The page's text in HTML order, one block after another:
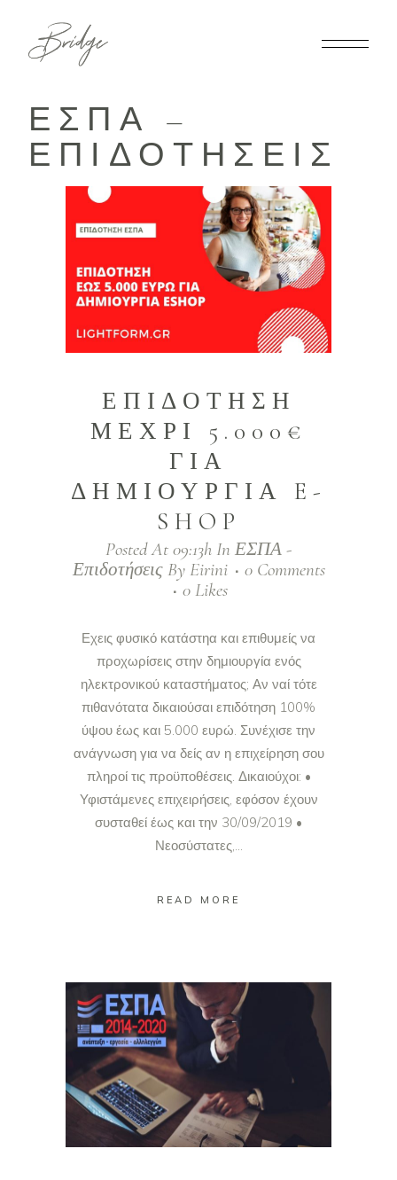
ΕΣΠΑ –
ΕΠΙΔΟΤΉΣΕΙΣ
ΕΠΙΔΟΤΗΣΗ
ΜΕΧΡΙ 5.000€
ΓΙΑ
ΔΗΜΙΟΥΡΓΙΑ E-
SHOP
Posted At 09:13h In ΕΣΠΑ -
Επιδοτήσεις By Eirini
0 Comments
0 Likes
Εχεις φυσικό κατάστηα και επιθυμείς να
προχωρίσεις στην δημιουργία ενός
ηλεκτρονικού καταστήματος; Αν ναί τότε
πιθανότατα δικαιούσαι επιδότηση 100%
ύψου έως και 5.000 ευρώ. Συνέχισε την
ανάγνωση για να δείς αν η επιχείρηση σου
πληροί τις προϋποθέσεις. Δικαιούχοι: •
Υφιστάμενες επιχειρήσεις, εφόσον έχουν
συσταθεί έως και την 30/09/2019 •
Νεοσύστατες,...
READ MORE